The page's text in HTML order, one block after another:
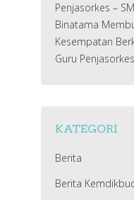
Penjasorkes –
Binatama
Kesempatan
Guru Penjasorkes
KATEGORI
Berita
Berita